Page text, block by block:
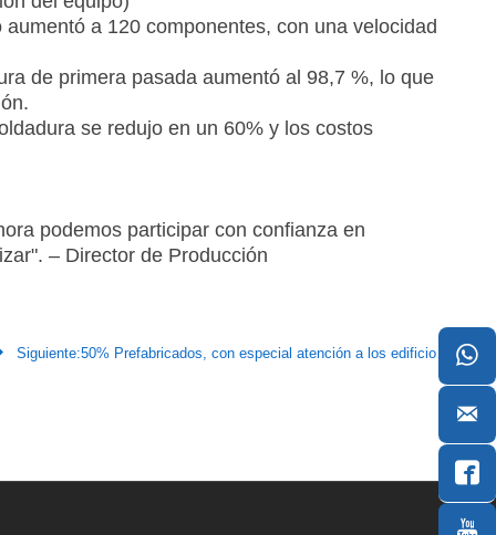
a 120 componentes, con una velocidad
de primera pasada aumentó al 98,7 %, lo que
se redujo en un 60% y los costos
podemos participar con confianza en
– Director de Producción
Siguiente:50% Prefabricados, con especial atención a los edificios de estructura metálica 

